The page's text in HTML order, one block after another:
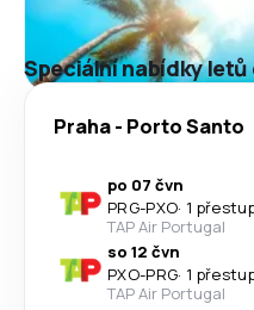
Speciální nabídky
Praha- Porto Santo
po 07 čvn
PRG-PXO· 1
TAP Air Portugal
so 12 čvn
PXO-PRG· 1
TAP Air Portugal